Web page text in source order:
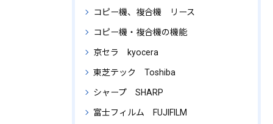
コピー機、複合機 リース
コピー機・複合機の機能
京セラ kyocera
東芝テック Toshiba
シャープ SHARP
富士フィルム FUJIFILM